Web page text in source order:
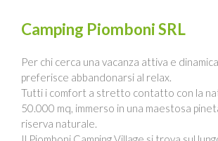
Camping Piomboni SRL
Per chi cerca una vacanza attiva e
preferisce abbandonarsi al relax.
Tutti i comfort a stretto contatto con la
50.000 mq, immerso in una maestosa
riserva naturale.